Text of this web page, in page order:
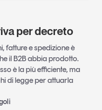
per decreto
fatture e spedizione è
il B2B abbia prodotto.
è la più efficiente, ma
di legge per attuarla